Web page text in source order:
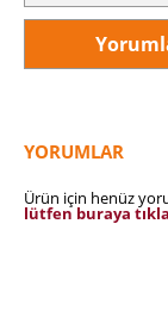
YORUMLAR
Ürün için henüz
lütfen buraya